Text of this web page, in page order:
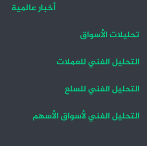
أخبار عالمية
تحليلات الأسواق
التحليل الفني للعملات
التحليل الفني للسلع
التحليل الفني لأسواق الأسهم